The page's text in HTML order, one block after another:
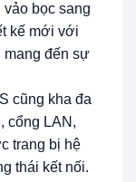
bọc sang
kế mới với
mang đến sự
cũng kha đa
cổng LAN,
trang bị hệ
thái kết nối.